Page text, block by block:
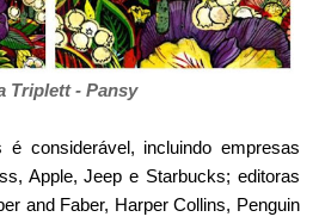
Triplett - Pansy
considerável, incluindo empresas
Apple, Jeep e Starbucks; editoras
and Faber, Harper Collins, Penguin